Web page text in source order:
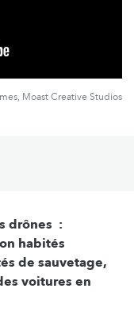
Moast Creative Studios
drônes :
habités
de sauvetage,
voitures en